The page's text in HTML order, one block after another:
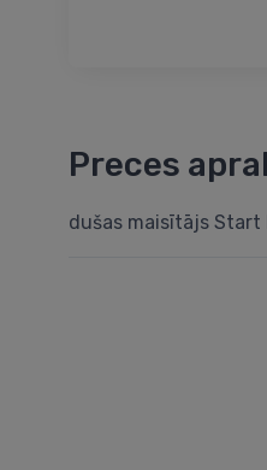
Preces
dušas maisītājs Start